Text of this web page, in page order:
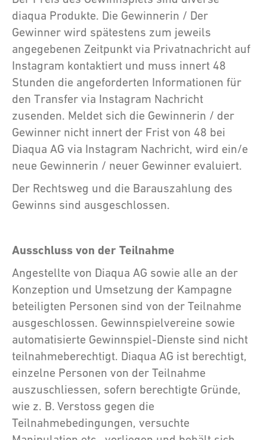
diaqua Produkte. Die Gewinnerin / Der
Gewinner wird spätestens zum jeweils
angegebenen Zeitpunkt via Privatnachricht auf
Instagram kontaktiert und muss innert 48
Stunden die angeforderten Informationen für
den Transfer via Instagram Nachricht
zusenden. Meldet sich die Gewinnerin / der
Gewinner nicht innert der Frist von 48 bei
Diaqua AG via Instagram Nachricht, wird ein/e
neue Gewinnerin / neuer Gewinner evaluiert.
Der Rechtsweg und die Barauszahlung des
Gewinns sind ausgeschlossen.
Ausschluss von der Teilnahme
Angestellte von Diaqua AG sowie alle an der
Konzeption und Umsetzung der Kampagne
beteiligten Personen sind von der Teilnahme
ausgeschlossen. Gewinnspielvereine sowie
automatisierte Gewinnspiel-Dienste sind nicht
teilnahmeberechtigt. Diaqua AG ist berechtigt,
einzelne Personen von der Teilnahme
auszuschliessen, sofern berechtigte Gründe,
wie z. B. Verstoss gegen die
Teilnahmebedingungen, versuchte